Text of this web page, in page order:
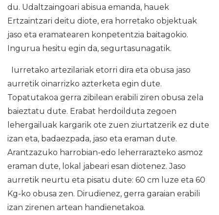
du. Udaltzaingoari abisua emanda, hauek
Ertzaintzari deitu diote, era horretako objektuak
jaso eta eramatearen konpetentzia baitagokio.
Ingurua hesitu egin da, segurtasunagatik.
Iurretako artezilariak etorri dira eta obusa jaso
aurretik oinarrizko azterketa egin dute.
Topatutakoa gerra zibilean erabili ziren obusa zela
baieztatu dute. Erabat herdoilduta zegoen
lehergailuak kargarik ote zuen ziurtatzerik ez dute
izan eta, badaezpada, jaso eta eraman dute.
Arantzazuko harrobian-edo leherrarazteko asmoz
eraman dute, lokal jabeari esan diotenez. Jaso
aurretik neurtu eta pisatu dute: 60 cm luze eta 60
Kg-ko obusa zen. Dirudienez, gerra garaian erabili
izan zirenen artean handienetakoa.